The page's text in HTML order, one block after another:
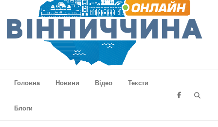
Головна
Новини Відео Тексти
Блоги